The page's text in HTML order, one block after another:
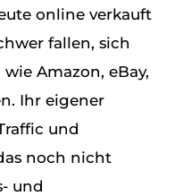
online verkauft
fallen, sich
Amazon, eBay,
Ihr eigener
und
noch nicht
und